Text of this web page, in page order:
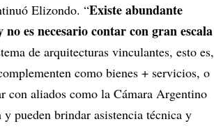
Elizondo. “Existe abundante
es necesario contar con gran escala
de arquitecturas vinculantes, esto es,
como bienes + servicios, o
aliados como la Cámara Argentino
pueden brindar asistencia técnica y